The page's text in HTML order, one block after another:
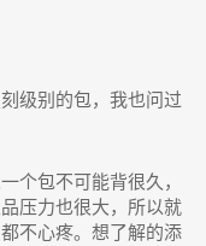
级别的包，我也问过
个包不可能背很久，
压力也很大，所以就
不心疼。想了解的添